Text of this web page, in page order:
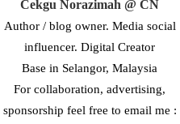
Cekgu Norazimah @ CN
Author / blog owner. Media social
influencer. Digital Creator
Base in Selangor, Malaysia
For collaboration, advertising,
sponsorship feel free to email me :